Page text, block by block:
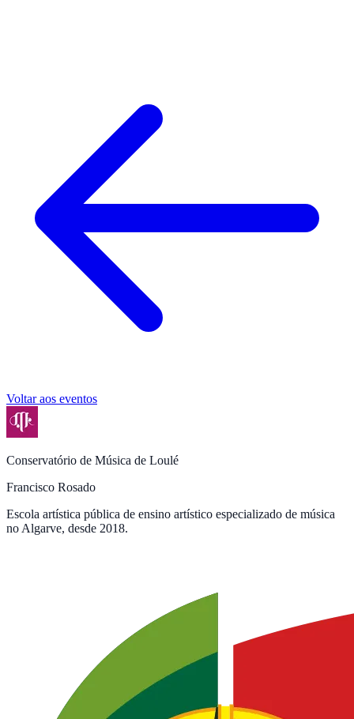
Voltar aos eventos
Conservatório de Música de Loulé
Francisco Rosado
Escola artística pública de ensino artístico especializado de música
no Algarve, desde 2018.